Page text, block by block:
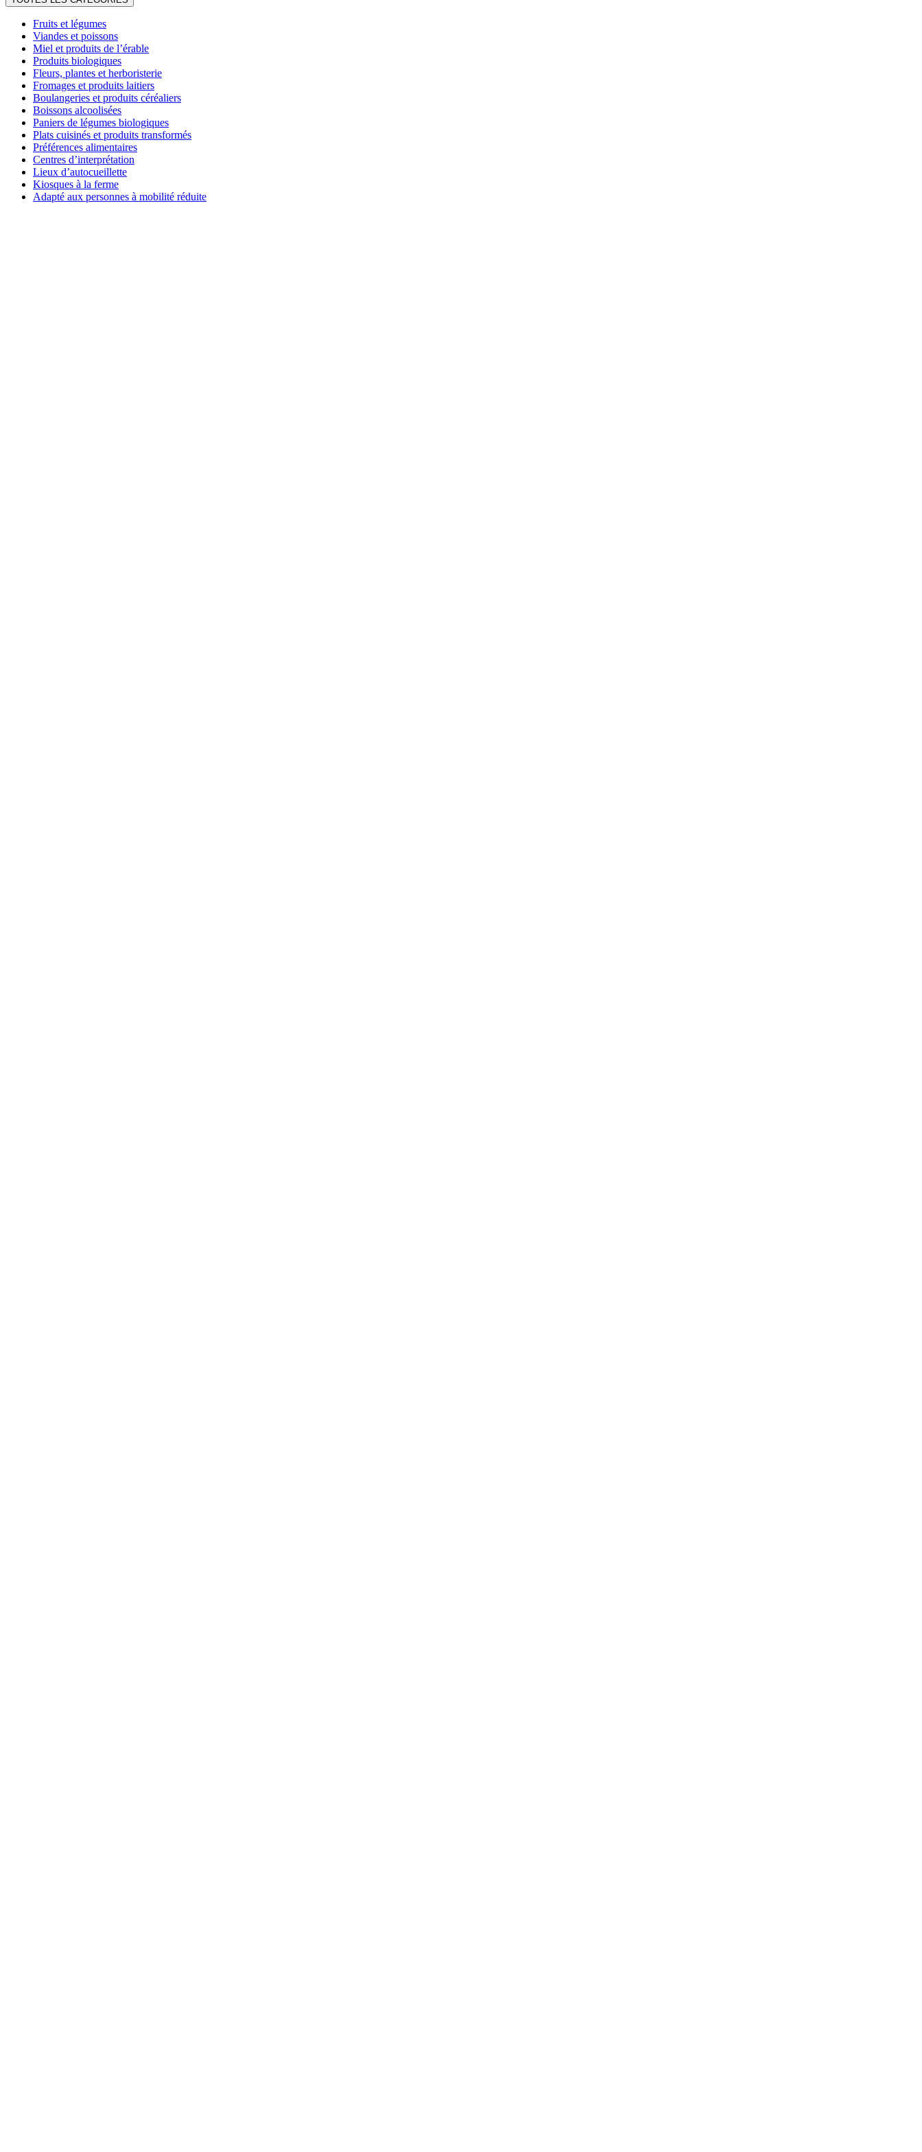
Fruits et légumes
Viandes et poissons
Miel et produits de l’érable
Produits biologiques
Fleurs, plantes et herboristerie
Fromages et produits laitiers
Boulangeries et produits céréaliers
Boissons alcoolisées
Paniers de légumes biologiques
Plats cuisinés et produits transformés
Préférences alimentaires
Centres d’interprétation
Lieux d’autocueillette
Kiosques à la ferme
Adapté aux personnes à mobilité réduite